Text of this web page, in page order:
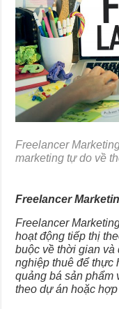
Freelancer
marketing tự do về
Freelancer
Freelancer
hoạt động tiếp thị
buộc về thời gian
nghiệp thuê để thực
quảng bá sản phẩm
theo dự án hoặc